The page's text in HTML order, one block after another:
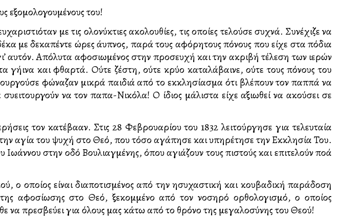
εξομολογουμένους του!
με τις ολονύκτιες ακολουθίες, τις οποίες τελούσε συχνά. Συνέχιζε να
με δεκαπέντε ώρες άυπνος, παρά τους αφόρητους πόνους που είχε στα πόδια
αυτόν. Απόλυτα αφοσιωμένος στην προσευχή και την ακριβή τέλεση των ιερών
γήινα και φθαρτά. Ούτε ζέστη, ούτε κρύο καταλάβαινε, ούτε τους πόνους του
φώναζαν μικρά παιδιά από το εκκλησίασμα ότι βλέπουν τον παππά να
να τον παπα-Νικόλα! Ο ίδιος μάλιστα είχε αξιωθεί να ακούσει σε
τον κατέβαλλαν. Στις 28 Φεβρουαρίου του 1832 λειτούργησε για τελευταία
αγία του ψυχή στο Θεό, που τόσο αγάπησε και υπηρέτησε την Εκκλησία Του.
στην οδό Βουλιαγμένης, όπου αγιάζουν τους πιστούς και επιτελούν πολλά
οποίος είναι διαποτισμένος από την ησυχαστική και κολλυβαδική παράδοση
αφοσίωσης στο Θεό, ξεκομμένο από τον νοσηρό ορθολογισμό, ο οποίος
πρεσβεύει για όλους μας κάτω από το θρόνο της μεγαλοσύνης του Θεού!